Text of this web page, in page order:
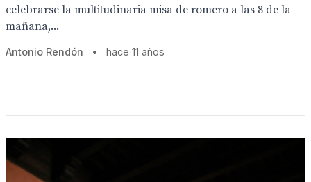
celebrarse la multitudinaria misa de romero a las 8 de la
mañana,...
Antonio Rendón • hace 11 años